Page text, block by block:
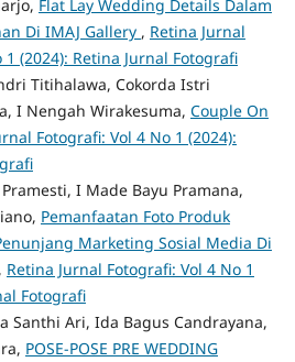
Flat Lay Wedding Details Dalam
Di IMAJ Gallery , Retina Jurnal
1 (2024): Retina Jurnal Fotografi
Titihalawa, Cokorda Istri
I Nengah Wirakesuma, Couple On
Fotografi: Vol 4 No 1 (2024):
I Made Bayu Pramana,
Pemanfaatan Foto Produk
Marketing Sosial Media Di
, Retina Jurnal Fotografi: Vol 4 No 1
Fotografi
Santhi Ari, Ida Bagus Candrayana,
POSE-POSE PRE WEDDING